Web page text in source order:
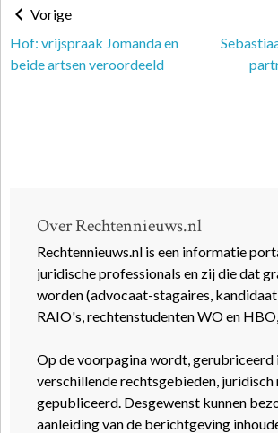
Vorige
Hof: vrijspraak Jomanda en
beide artsen veroordeeld
Over Rechtennieuws.nl
Rechtennieuws.nl is een informatie
juridische professionals en zij die dat
worden (advocaat-stagaires,
RAIO's, rechtenstudenten WO en
Op de voorpagina wordt, gerubriceerd
verschillende rechtsgebieden, juridisch
gepubliceerd. Desgewenst kunnen
aanleiding van de berichtgeving